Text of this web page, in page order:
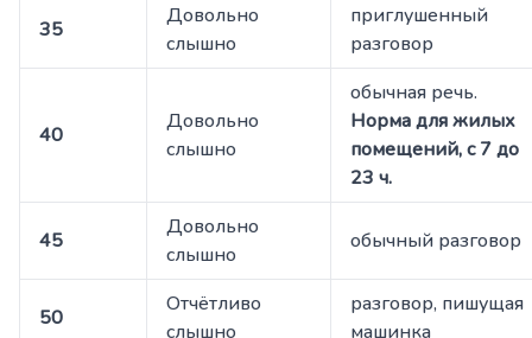
35
Довольно
слышно
приглушенный
разговор
40
Довольно
слышно
обычная речь.
Норма для жилых
помещений, с 7 до
23 ч.
45
Довольно
слышно
обычный разговор
50
Отчётливо
слышно
разговор, пишущая
машинка